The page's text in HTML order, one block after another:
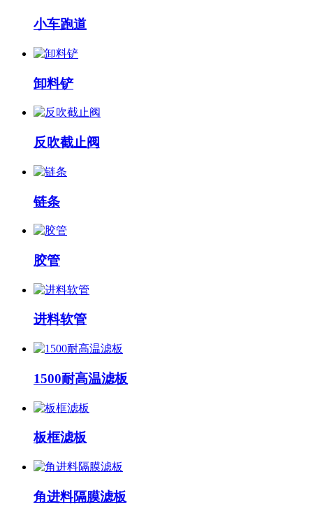
小车跑道
卸料铲
反吹截止阀
链条
胶管
进料软管
1500耐高温滤板
板框滤板
角进料隔膜滤板